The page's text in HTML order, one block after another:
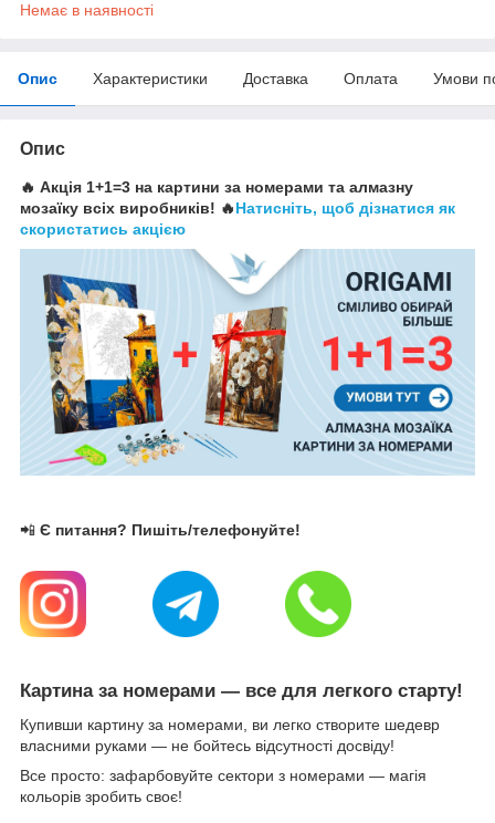
Немає в наявності
Опис Характеристики Доставка Оплата Умови
Опис
🔥 Акція 1+1=3 на картини за номерами та алмазну
мозаїку всіх виробників! 🔥Натисніть, щоб дізнатися як
скористатись акцією
📲 Є питання? Пишіть/телефонуйте!
Картина за номерами — все для легкого старту!
Купивши картину за номерами, ви легко створите шедевр
власними руками — не бойтесь відсутності досвіду!
Все просто: зафарбовуйте сектори з номерами — магія
кольорів зробить своє!